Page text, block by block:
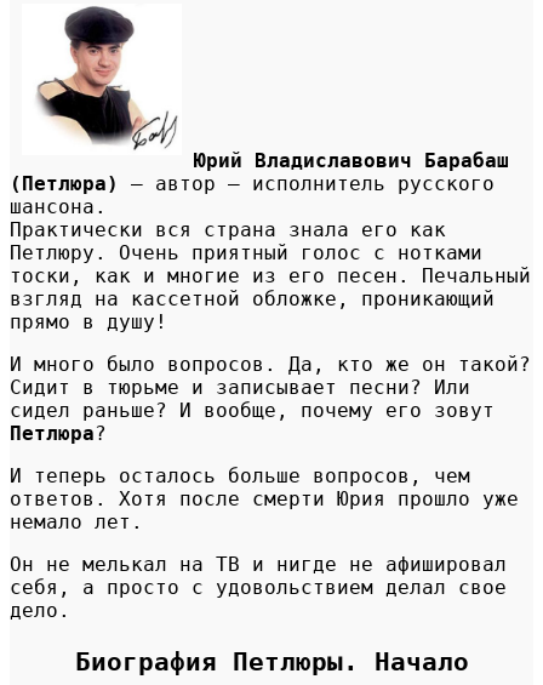
Юрий Владиславович Барабаш
(Петлюра)
– автор – исполнитель русского
шансона.
Практически вся страна знала его как
Петлюру. Очень приятный голос с нотками
тоски, как и многие из его песен. Печальный
взгляд на кассетной обложке, проникающий
прямо в душу!
И много было вопросов. Да, кто же он такой?
Сидит в тюрьме и записывает песни? Или
сидел раньше? И вообще, почему его зовут
Петлюра?
И теперь осталось больше вопросов, чем
ответов. Хотя после смерти Юрия прошло уже
немало лет.
Он не мелькал на ТВ и нигде не афишировал
себя, а просто с удовольствием делал свое
дело.
Биография Петлюры. Начало